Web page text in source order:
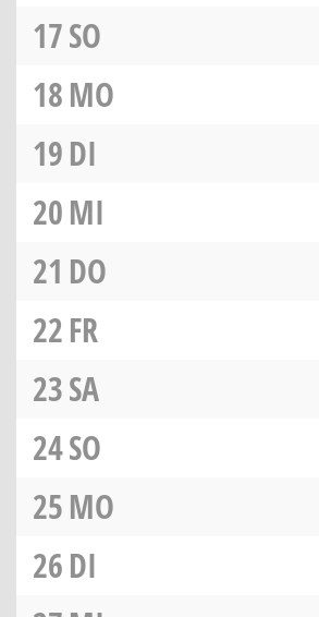
17SO
18MO
19DI
20MI
21 DO
22FR
23SA
24SO
25MO
26DI